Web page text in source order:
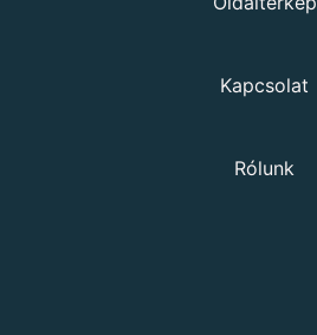
Kapcsolat
Rólunk